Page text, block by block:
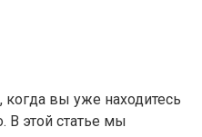
вы уже находитесь
В этой статье мы